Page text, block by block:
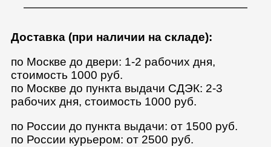
Доставка (при наличии на складе):
по Москве до двери: 1-2 рабочих дня,
стоимость 1000 руб.
по Москве до пункта выдачи СДЭК: 2-3
рабочих дня, стоимость 1000 руб.
по России до пункта выдачи: от 1500 руб.
по России курьером: от 2500 руб.